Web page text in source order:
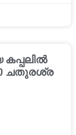
കപ്പലിൽ
ചതുരശ്ര